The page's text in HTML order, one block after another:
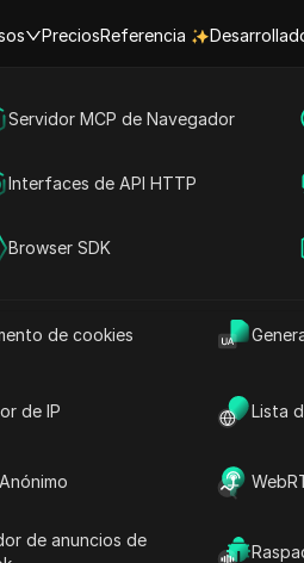
en redes sociales
cuenta
de cookies
de IP Lista
de anuncios de
PreciosReferencia
Servidor MCP de Navegador
Interfaces de API HTTP
Browser SDK
Inicio|Principales Insights de Videos
tu cuenta de
socialesi
desactivada